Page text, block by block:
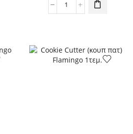
Πινιάτα
ποσότητα